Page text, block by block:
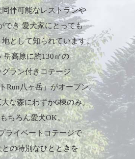
伴可能なレストランや
でき愛犬家にとっても
として知られています。
岳高原に約130㎡の
ラン付きコテージ
Run八ヶ岳」がオープン。
な森にわずか6棟のみ。
ちろん愛犬OK。
ライベートコテージで
との特別なひとときを